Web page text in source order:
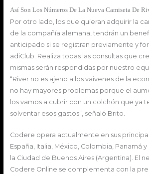
Así Son Los Números De La Nueva Camiseta De
Por otro lado, los que quieran adquirir la
de la compañía alemana, tendrán un
anticipado si se registran previamente y
adiClub. Realiza todas las consultas que
mismas serán respondidas por nuestro
“River no es ajeno a los vaivenes de la
no hay mayores problemas porque el
los vamos a cubrir con un colchón que ya
solventar esos gastos”, señaló Brito.
Codere opera actualmente en sus
España, Italia, México, Colombia, Panamá
la Ciudad de Buenos Aires (Argentina). El
Codere Online se complementa con la